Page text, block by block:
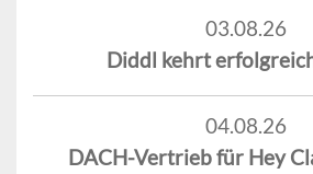
03.08.26
Diddl kehrt
04.08.26
DACH-Vertrieb für Hey